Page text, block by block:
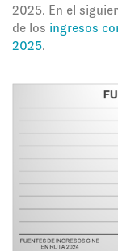
2025. En el
de los ingresos
2025.